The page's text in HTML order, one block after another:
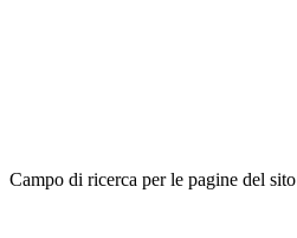
Campo di ricerca per le pagine del sito